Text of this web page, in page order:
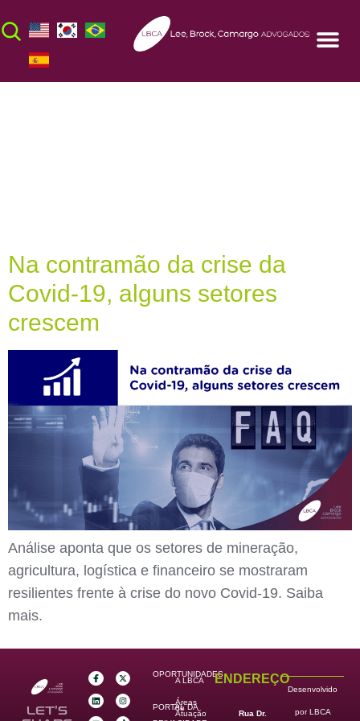
Na contramão da crise da
Covid-19, alguns setores
crescem
Análise aponta que os setores de mineração,
agricultura, logística e financeiro se mostraram
resilientes frente à crise do novo Covid-19. Saiba
mais.
LET’S
OPORTUNIDADES
PORTAL DA
A LBCA
Áreas
de
Atuação
ENDEREÇO
Rua Dr.
Desenvolvido
por LBCA